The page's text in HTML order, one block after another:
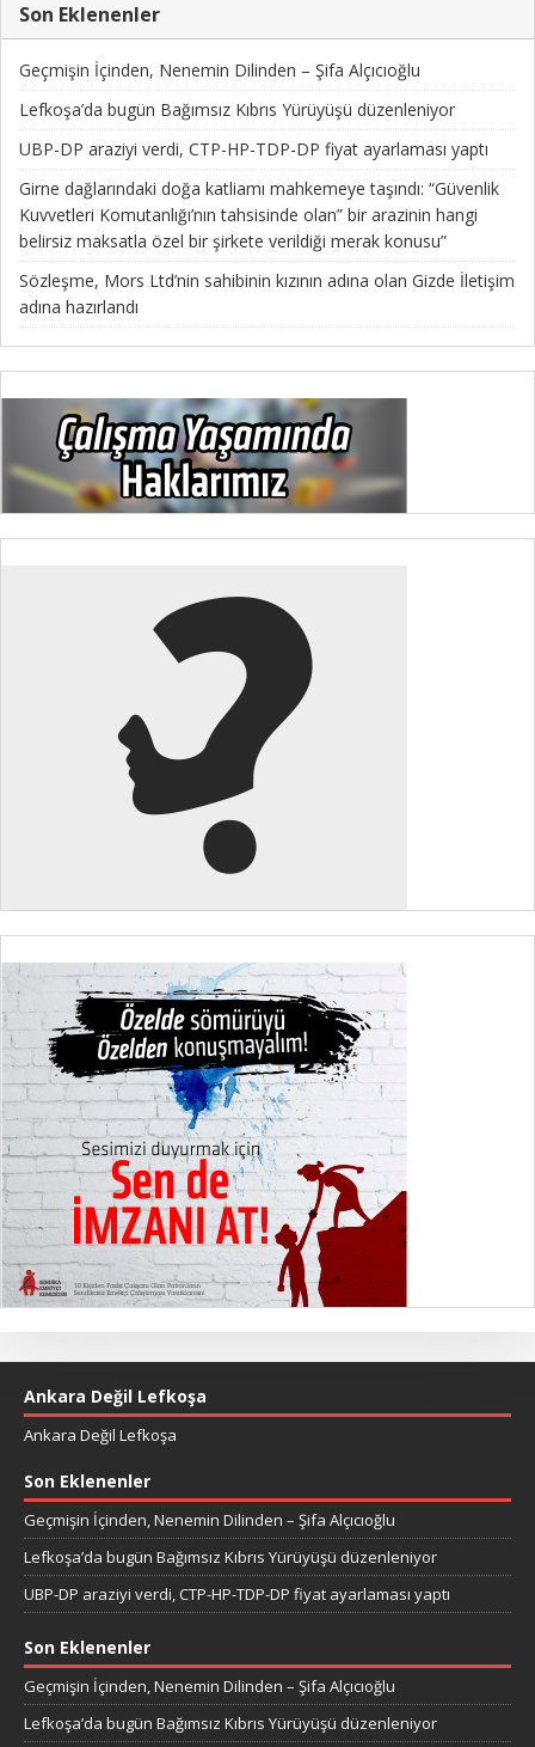
Son Eklenenler
Geçmişin İçinden, Nenemin Dilinden – Şifa Alçıcıoğlu
Lefkoşa’da bugün Bağımsız Kıbrıs Yürüyüşü düzenleniyor
UBP-DP araziyi verdi, CTP-HP-TDP-DP fiyat ayarlaması yaptı
Girne dağlarındaki doğa katliamı mahkemeye taşındı: “Güvenlik
Kuvvetleri Komutanlığı’nın tahsisinde olan” bir arazinin hangi
belirsiz maksatla özel bir şirkete verildiği merak konusu”
Sözleşme, Mors Ltd’nin sahibinin kızının adına olan Gizde İletişim
adına hazırlandı
Ankara Değil Lefkoşa
Ankara Değil Lefkoşa
Son Eklenenler
Geçmişin İçinden, Nenemin Dilinden – Şifa Alçıcıoğlu
Lefkoşa’da bugün Bağımsız Kıbrıs Yürüyüşü düzenleniyor
UBP-DP araziyi verdi, CTP-HP-TDP-DP fiyat ayarlaması yaptı
Son Eklenenler
Geçmişin İçinden, Nenemin Dilinden – Şifa Alçıcıoğlu
Lefkoşa’da bugün Bağımsız Kıbrıs Yürüyüşü düzenleniyor